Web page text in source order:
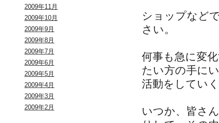
2009年11月
2009年10月
2009年9月
2009年8月
2009年7月
2009年6月
2009年5月
2009年4月
2009年3月
2009年2月
ショップなど
さい。
何事も急に変
たい方の手に
活動をしてい
いつか、皆さ